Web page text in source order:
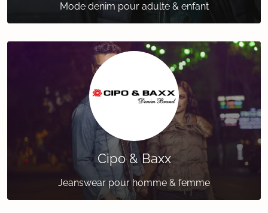
Mode denim pour adulte & enfant
Cipo & Baxx
Jeanswear pour homme & femme